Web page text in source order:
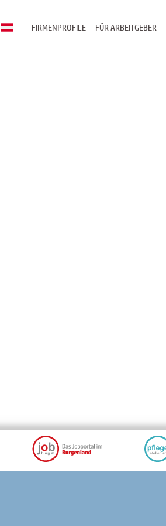
FÜR ARBEITGEBER
FIRMENPROFILE